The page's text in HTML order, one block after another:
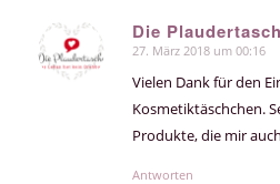
Die
sagte:
27. März 2018 um 00:16
Vielen Dank für den
Kosmetiktäschchen.
Produkte, die mir
Antworten